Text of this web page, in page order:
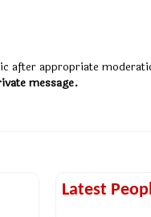
after appropriate
message.
Latest